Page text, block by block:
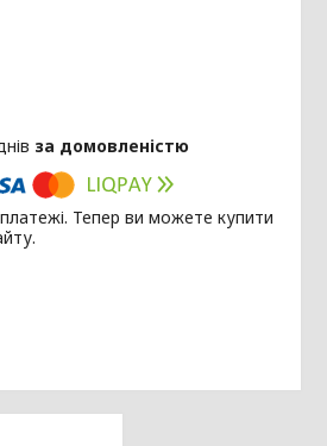
за домовленістю
Тепер ви можете купити